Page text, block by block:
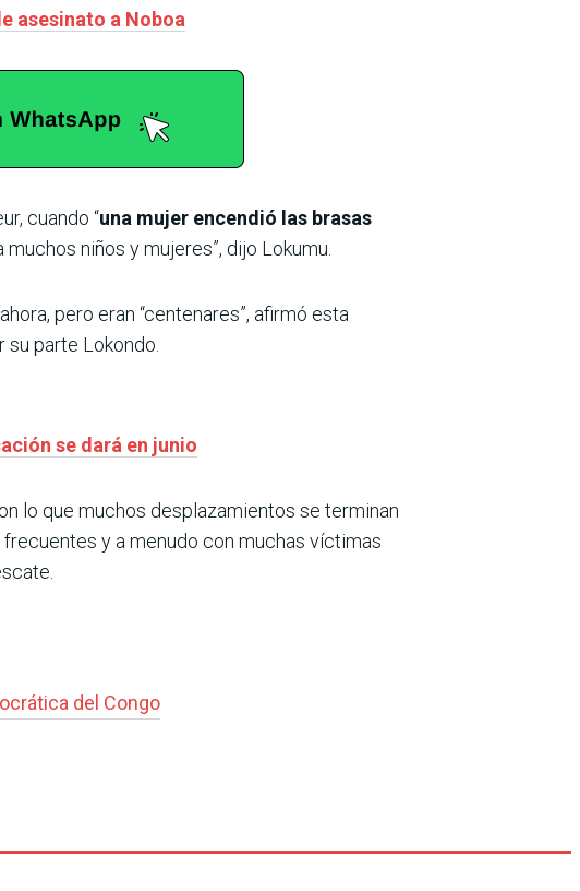
asesinato a Noboa
cuando “una mujer encendió las brasas
niños y mujeres”, dijo Lokumu.
pero eran “centenares”, afirmó esta
parte Lokondo.
se dará en junio
lo que muchos desplazamientos se terminan
y a menudo con muchas víctimas
del Congo